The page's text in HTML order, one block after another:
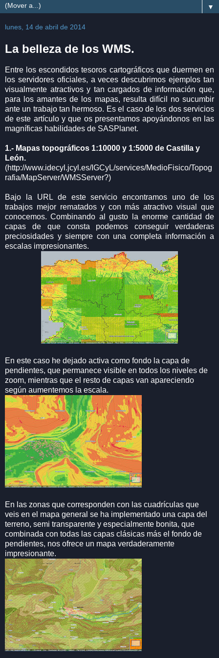
▼
lunes, 14 de abril de 2014
La belleza de los WMS.
Entre los escondidos tesoros cartográficos que duermen en
los servidores oficiales, a veces descubrimos ejemplos tan
visualmente atractivos y tan cargados de información que,
para los amantes de los mapas, resulta difícil no sucumbir
ante un trabajo tan hermoso. Es el caso de los dos servicios
de este artículo y que os presentamos apoyándonos en las
magníficas habilidades de SASPlanet.
1.- Mapas topográficos 1:10000 y 1:5000 de Castilla y
León.
(http://www.idecyl.jcyl.es/IGCyL/services/MedioFisico/Topog
rafia/MapServer/WMSServer?)
Bajo la URL de este servicio encontramos uno de los
trabajos mejor rematados y con más atractivo visual que
conocemos. Combinando al gusto la enorme cantidad de
capas de que consta podemos conseguir verdaderas
preciosidades y siempre con una completa información a
escalas impresionantes.
En este caso he dejado activa como fondo la capa de
pendientes, que permanece visible en todos los niveles de
zoom, mientras que el resto de capas van apareciendo
según aumentemos la escala.
En las zonas que corresponden con las cuadrículas que
veis en el mapa general se ha implementado una capa del
terreno, semi transparente y especialmente bonita, que
combinada con todas las capas clásicas más el fondo de
pendientes, nos ofrece un mapa verdaderamente
impresionante.